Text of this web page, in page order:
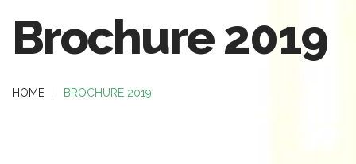
Brochure 2019
HOME BROCHURE 2019